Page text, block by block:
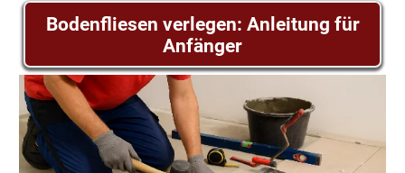
Bodenfliesen verlegen: Anleitung für
Anfänger